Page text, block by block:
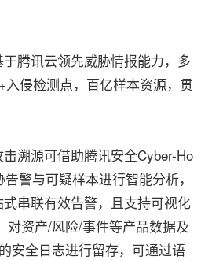
腾讯云领先威胁情报能力，多
侵检测点，百亿样本资源，贯
溯源可借助腾讯安全Cyber-Ho
警与可疑样本进行智能分析，
串联有效告警，且支持可视化
对资产/风险/事件等产品数据及
安全日志进行留存，可通过语